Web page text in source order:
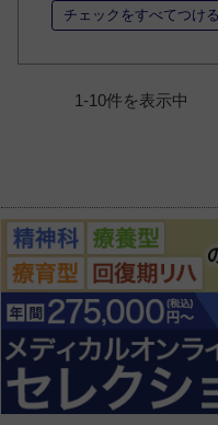
チェックをすべてつけ
1-10件を表示中